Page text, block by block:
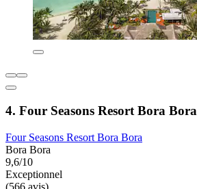
4. Four Seasons Resort Bora Bora
Four Seasons Resort Bora Bora
Bora Bora
9,6/10
Exceptionnel
(566 avis)